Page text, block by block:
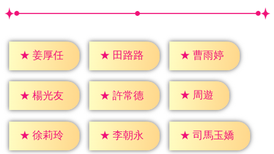
★ 姜厚任 ★ 田路路 ★ 曹雨婷
★ 楊光友 ★ 許常德 ★ 周遊
★ 徐莉玲 ★ 李朝永 ★ 司馬玉嬌